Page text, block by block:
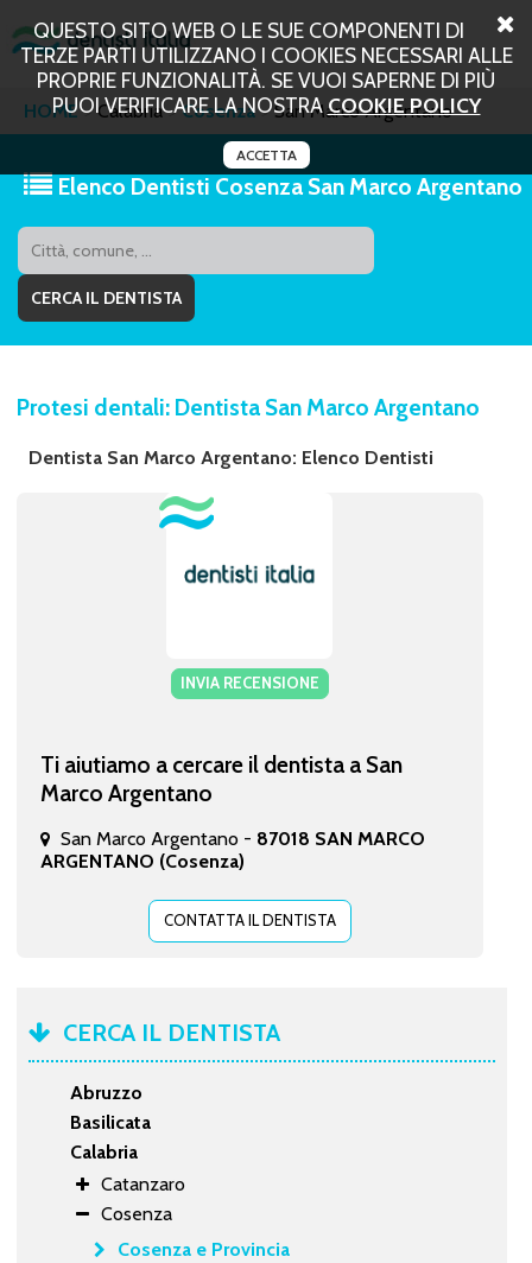
QUESTO SITO WEB O LE SUE COMPONENTI DI
TERZE PARTI UTILIZZANO I COOKIES NECESSARI ALLE
PROPRIE FUNZIONALITÀ. SE VUOI SAPERNE DI PIÙ
PUOI VERIFICARE LA NOSTRACOOKIE POLICY
ACCETTA
HOME Calabria Cosenza San Marco Argentano
Elenco Dentisti Cosenza San Marco Argentano
Protesi dentali: Dentista San Marco Argentano
Dentista San Marco Argentano: Elenco Dentisti
INVIA RECENSIONE
Ti aiutiamo a cercare il dentista a San
Marco Argentano
San Marco Argentano - 87018 SAN MARCO
ARGENTANO (Cosenza)
CONTATTA IL DENTISTA
CERCA IL DENTISTA
Abruzzo
Basilicata
Calabria
Catanzaro
Cosenza
Cosenza e Provincia